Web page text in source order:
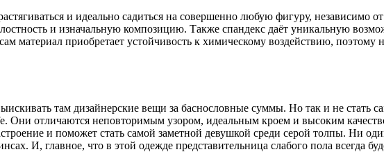
и идеально садиться на совершенно любую фигуру,
и изначальную композицию. Также спандекс даёт уникальную
материал приобретает устойчивость к химическому воздействию, поэтому
там дизайнерские вещи за баснословные суммы. Но так и не
Они отличаются неповторимым узором, идеальным кроем и высоким
и поможет стать самой заметной девушкой среди серой толпы. Ни
И, главное, что в этой одежде представительница слабого пола всегда